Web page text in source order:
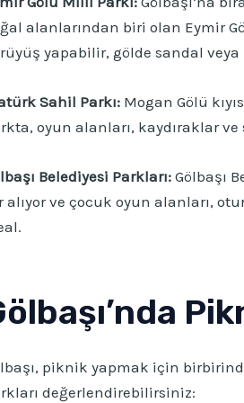
alanlarından biri olan Eymir
yapabilir, gölde sandal
Sahil Parkı:Mogan Gölü
oyun alanları, kaydıraklar
Belediyesi Parkları:Gölbaşı
alıyor ve çocuk oyun alanları,
piknik yapmak için
değerlendirebilirsiniz: